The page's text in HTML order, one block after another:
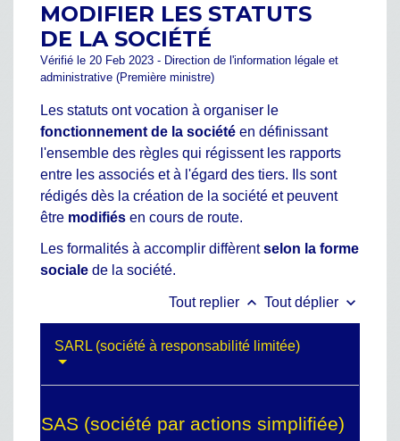
MODIFIER LES STATUTS
DE LA SOCIÉTÉ
Vérifié le 20 Feb 2023 - Direction de l'information légale et
administrative (Première ministre)
Les statuts ont vocation à organiser le
fonctionnement de la société en définissant
l'ensemble des règles qui régissent les rapports
entre les associés et à l'égard des tiers. Ils sont
rédigés dès la création de la société et peuvent
être modifiés en cours de route.
Les formalités à accomplir diffèrentselon la forme
sociale de la société.
Tout replier keyboard_arrow_up Tout déplier keyboard_arrow_down
SARL (société à responsabilité limitée)
SAS (société par actions simplifiée)